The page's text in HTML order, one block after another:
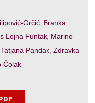
Grčić Branka
Lojna Funtak Marino
Tatjana Pandak, Zdravka
Čolak